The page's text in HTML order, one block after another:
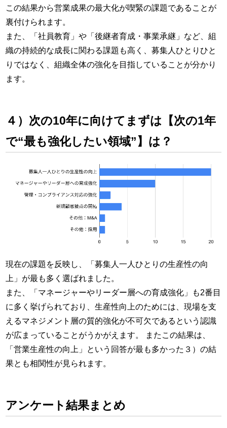
この結果から営業成果の最大化が喫緊の課題であることが
裏付けられます。
また、「社員教育」や「後継者育成・事業承継」など、組
織の持続的な成長に関わる課題も高く、募集人ひとりひと
りではなく、組織全体の強化を目指していることが分かり
ます。
４）次の10年に向けてまずは【次の1年
で“最も強化したい領域”】は？
現在の課題を反映し、「募集人一人ひとりの生産性の向
上」が最も多く選ばれました。
また、「マネージャーやリーダー層への育成強化」も2番目
に多く挙げられており、生産性向上のためには、現場を支
えるマネジメント層の質的強化が不可欠であるという認識
が広まっていることがうかがえます。 またこの結果は、
「営業生産性の向上」という回答が最も多かった３）の結
果とも相関性が見られます。
アンケート結果まとめ